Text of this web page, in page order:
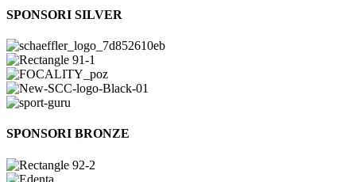
SPONSORI SILVER
SPONSORI BRONZE